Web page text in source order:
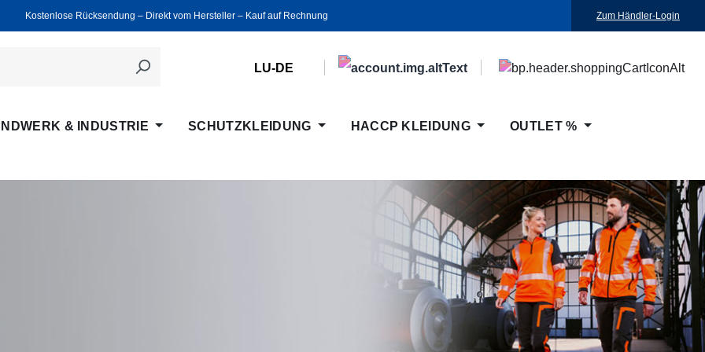
Kostenlose Rücksendung ‒ Direkt vom Hersteller ‒ Kauf auf Rechnung Zum Händler-Login
LU-DE
& INDUSTRIE SCHUTZKLEIDUNG HACCP KLEIDUNG OUTLET %